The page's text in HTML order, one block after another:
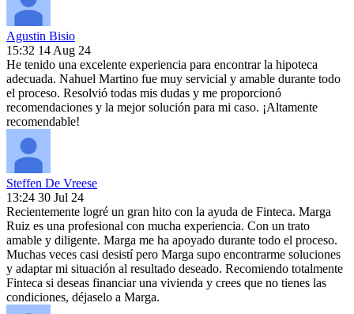
Agustin Bisio
15:32 14 Aug 24
He tenido una excelente experiencia para encontrar la hipoteca
adecuada. Nahuel Martino fue muy servicial y amable durante todo
el proceso. Resolvió todas mis dudas y me proporcionó
recomendaciones y la mejor solución para mi caso. ¡Altamente
recomendable!
Steffen De Vreese
13:24 30 Jul 24
Recientemente logré un gran hito con la ayuda de Finteca. Marga
Ruiz es una profesional con mucha experiencia. Con un trato
amable y diligente. Marga me ha apoyado durante todo el proceso.
Muchas veces casi desistí pero Marga supo encontrarme soluciones
y adaptar mi situación al resultado deseado. Recomiendo totalmente
Finteca si deseas financiar una vivienda y crees que no tienes las
condiciones, déjaselo a Marga.